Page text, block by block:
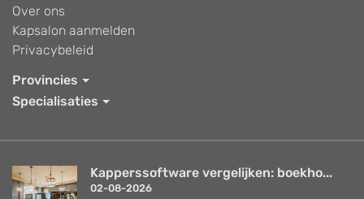
Over ons
Kapsalon aanmelden
Privacybeleid
Provincies
Specialisaties
Kapperssoftware vergelijken: boekho...
02-08-2026